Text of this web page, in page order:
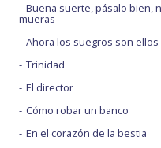
Buena suerte, pásalo bien,
mueras
Ahora los suegros son ellos
Trinidad
El director
Cómo robar un banco
En el corazón de la bestia